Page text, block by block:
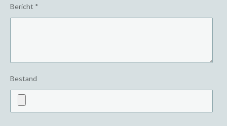
Bericht *
Bestand